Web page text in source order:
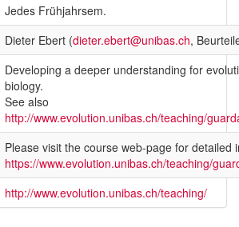
Jedes Frühjahrsem.
Dieter Ebert (dieter.ebert@unibas.ch,
Developing a deeper understanding for
biology.
See also
http://www.evolution.unibas.ch/teaching/
Please visit the course web-page for detailed
https://www.evolution.unibas.ch/teaching/
http://www.evolution.unibas.ch/teaching/